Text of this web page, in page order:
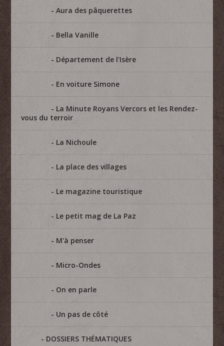
Aura des pâquerettes
Bella Vanille
Département de l'Isère
En voiture Simone
La Minute Royans Vercors et les Rendez-
vous du terroir
La Nichoule
La place des villages
Le magazine touristique
Le petit mag de La Paz
M'à penser
Micro-Ondes
On en parle
Un pas de côté
DOSSIERS THÉMATIQUES